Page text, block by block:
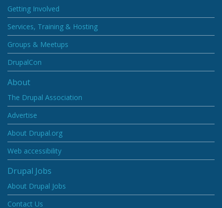
Getting Involved
Services, Training & Hosting
Groups & Meetups
DrupalCon
About
The Drupal Association
Advertise
About Drupal.org
Web accessibility
Drupal Jobs
About Drupal Jobs
Contact Us